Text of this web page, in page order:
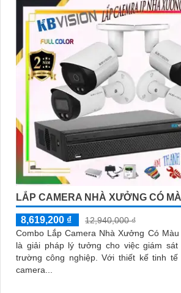
LẮP CAMERA NHÀ XƯỞNG CÓ
8,619,200 ₫
12,940,000 ₫
Combo Lắp Camera Nhà Xưởng Có
là giải pháp lý tưởng cho việc giám
trường công nghiệp. Với thiết kế tinh tế và chất lượng tốt,
camera...